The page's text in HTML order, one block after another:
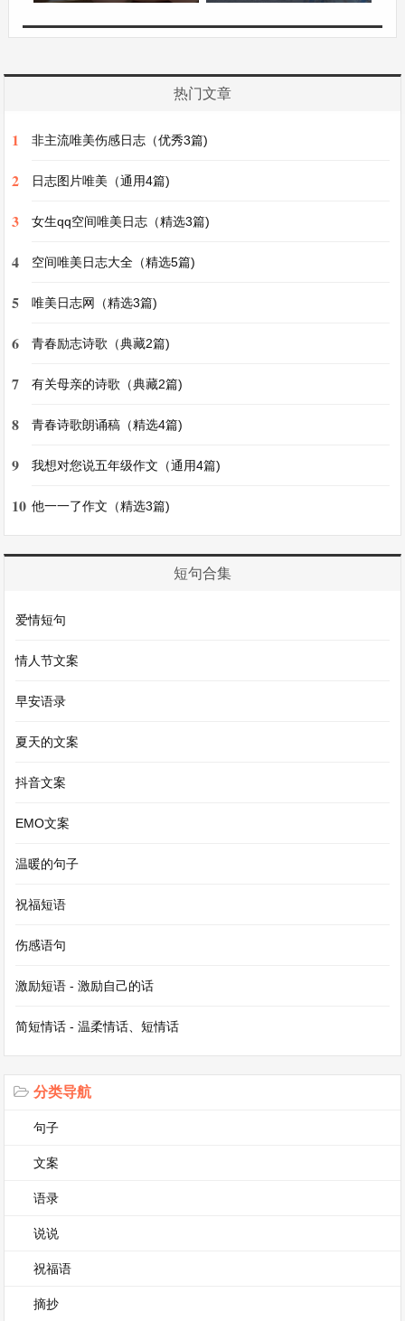
每到中秋佳节，阖家团圆是最美好的画面。一家人
有那圆润饱满、散发着诱人光泽的月饼，月饼的种
月饼的细腻甜蜜在口中散开，蛋黄月饼咸香的蛋黄
搭配着香甜的外皮，每一口都是味蕾的享受。还有
剔透的玛瑙。
地上，仿佛给世界披上了一层银纱。此时，人们会
仰望着月亮，心中充满了美好的遐想。传说中，月
的玉兔相伴。吴刚日复一日地砍着那永远砍不倒的
桂花树。这些传说为中秋的明月增添了神秘的色
人们则轻声交谈着，谈论着过去一年的收获，分享
团圆的幸福和淡淡的桂花香，那是一种独特的味
道，混合着家的温馨与秋意的凉爽。
对于那些不能回家团圆的游子来说，中秋的明月更
是寄托了无尽的思念。他们望着同一轮明月，心中
心声。即使远在他乡，中秋的月光也能将他们与家
乡的心紧紧相连。
中秋节，它不仅仅是一个节日，更是一种文化的传
承，一种对团圆、幸福的向往。在这个快节奏的现
的温暖，享受那份宁静与美好。
我想对您说五年级作文（通用4篇)
他一一了作文（精选3篇)
那一刻我长大了作文400字（优秀3篇)
寒假趣事作文（优选5篇)
家乡的风俗作文（优秀3篇)
作文《我有一个想法》（优选3篇)
热门文章
1 非主流唯美伤感日志（优秀3篇)
2 日志图片唯美（通用4篇)
3 女生qq空间唯美日志（精选3篇)
4 空间唯美日志大全（精选5篇)
5 唯美日志网（精选3篇)
6 青春励志诗歌（典藏2篇)
7 有关母亲的诗歌（典藏2篇)
8 青春诗歌朗诵稿（精选4篇)
9 我想对您说五年级作文（通用4篇)
10 他一一了作文（精选3篇)
短句合集
爱情短句
情人节文案
早安语录
夏天的文案
抖音文案
EMO文案
温暖的句子
祝福短语
伤感语句
激励短语 - 激励自己的话
简短情话 - 温柔情话、短情话
分类导航
句子
文案
语录
说说
祝福语
摘抄